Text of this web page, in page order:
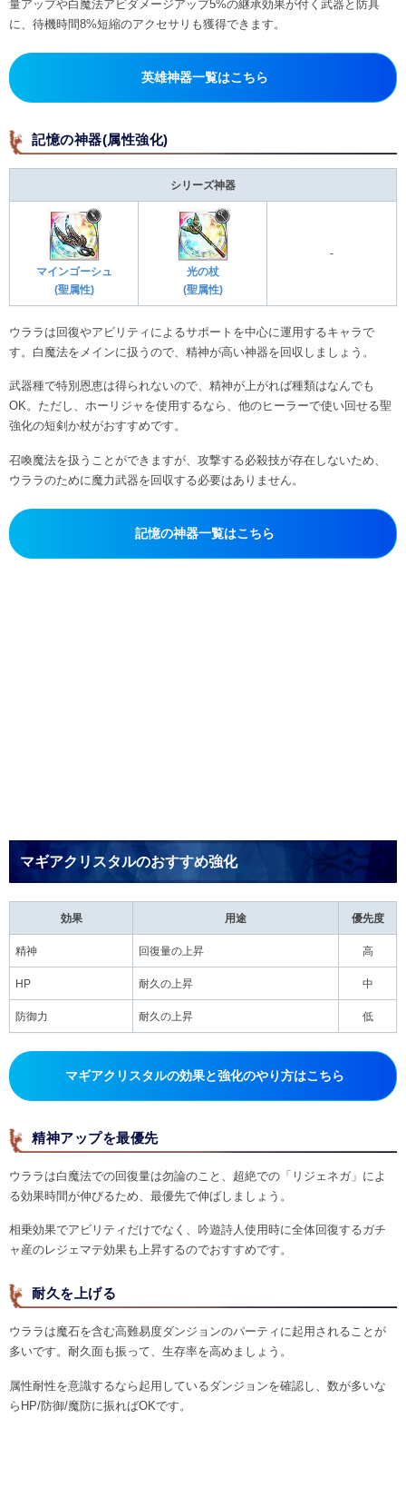
量アップや白魔法アビダメージアップ5%の継承効果が付く武器と防具
に、待機時間8%短縮のアクセサリも獲得できます。
英雄神器一覧はこちら
記憶の神器(属性強化)
シリーズ神器
マインゴーシュ
(聖属性)
光の杖
(聖属性)
-
ウララは回復やアビリティによるサポートを中心に運用するキャラで
す。白魔法をメインに扱うので、精神が高い神器を回収しましょう。
武器種で特別恩恵は得られないので、精神が上がれば種類はなんでも
OK。ただし、ホーリジャを使用するなら、他のヒーラーで使い回せる聖
強化の短剣か杖がおすすめです。
召喚魔法を扱うことができますが、攻撃する必殺技が存在しないため、
ウララのために魔力武器を回収する必要はありません。
記憶の神器一覧はこちら
マギアクリスタルのおすすめ強化
効果 用途 優先度
精神 回復量の上昇 高
HP 耐久の上昇 中
防御力 耐久の上昇 低
マギアクリスタルの効果と強化のやり方はこちら
精神アップを最優先
ウララは白魔法での回復量は勿論のこと、超絶での「リジェネガ」によ
る効果時間が伸びるため、最優先で伸ばしましょう。
相乗効果でアビリティだけでなく、吟遊詩人使用時に全体回復するガチ
ャ産のレジェマテ効果も上昇するのでおすすめです。
耐久を上げる
ウララは魔石を含む高難易度ダンジョンのパーティに起用されることが
多いです。耐久面も振って、生存率を高めましょう。
属性耐性を意識するなら起用しているダンジョンを確認し、数が多いな
らHP/防御/魔防に振ればOKです。